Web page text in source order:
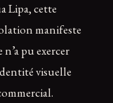
Lipa, cette
manifeste
pu exercer
visuelle